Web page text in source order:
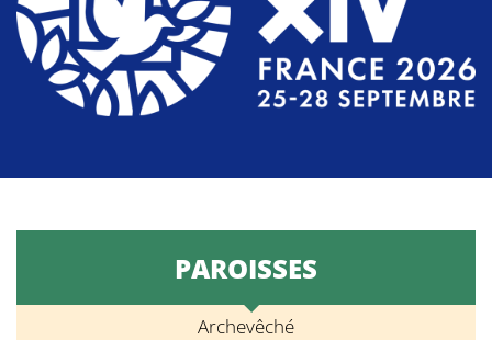
PAROISSES
Archevêché